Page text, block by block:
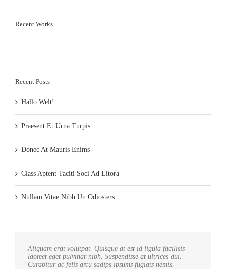
Recent Works
Recent Posts
Hallo Welt!
Praesent Et Urna Turpis
Donec At Mauris Enims
Class Aptent Taciti Soci Ad Litora
Nullam Vitae Nibh Un Odiosters
Aliquam erat volutpat. Quisque at est id ligula facilisis
laoreet eget pulvinar nibh. Suspendisse at ultrices dui.
Curabitur ac felis arcu sadips ipsums fugiats nemis.